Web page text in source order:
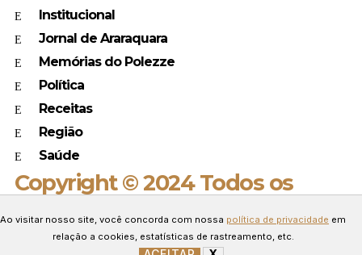
Institucional
Jornal de Araraquara
Memórias do Polezze
Política
Receitas
Região
Saúde
Copyright © 2024 Todos os
Desenvolvido por Connect Web
Ao visitar nosso site, você concorda com nossa política de privacidade em
relação a cookies, estatísticas de rastreamento, etc.